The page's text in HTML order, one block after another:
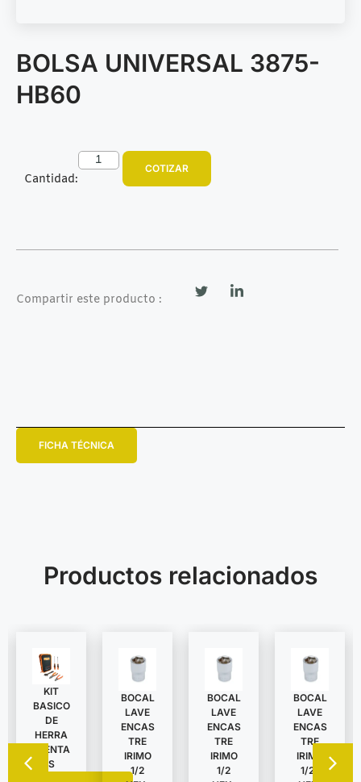
BOLSA UNIVERSAL 3875-
HB60
Cantidad:
COTIZAR
Compartir este producto :
FICHA TÉCNICA
Productos relacionados
KIT
BASICO
DE
HERRA
MIENTA
S
BOCAL
LAVE
ENCAS
TRE
IRIMO
1/2
BOCAL
LAVE
ENCAS
TRE
IRIMO
1/2
BOCAL
LAVE
ENCAS
TRE
IRIMO
1/2″